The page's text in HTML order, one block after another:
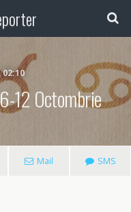
12 Octombrie
Mail SMS